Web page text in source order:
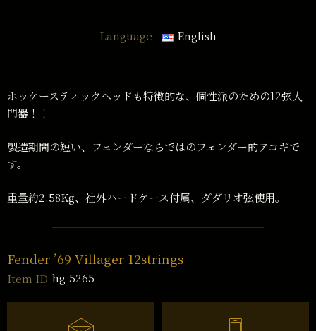
Language: English
ホッケースティックヘッドも特徴的な、個性派のための12弦入
門器！！
製造期間の短い、フェンダーならではのフェンダー的アコギで
す。
重量約2,58Kg、社外ハードケース付属、ダダリオ弦使用。
Fender ’69 Villager 12strings
Item ID hg-5265